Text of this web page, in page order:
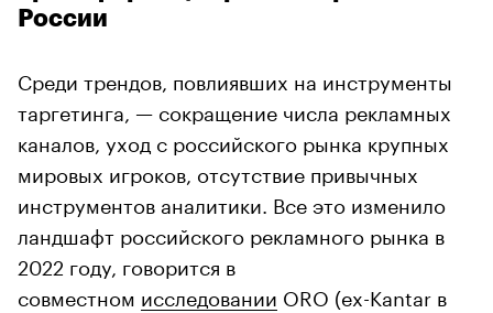
России
Среди трендов, повлиявших на инструменты
таргетинга, — сокращение числа рекламных
каналов, уход с российского рынка крупных
мировых игроков, отсутствие привычных
инструментов аналитики. Все это изменило
ландшафт российского рекламного рынка в
2022 году, говорится в
совместном исследовании ORO (ex-Kantar в